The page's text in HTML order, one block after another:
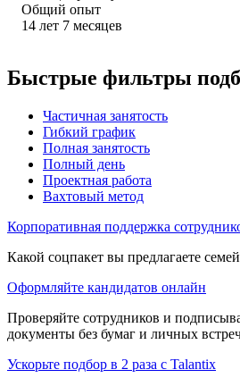
Общий опыт
14 лет 7 месяцев
Быстрые фильтры
Частичная занятость
Гибкий график
Полная занятость
Полный день
Проектная работа
Вахтовый метод
Корпоративная поддержка
Какой соцпакет вы предлагаете
Оформляйте кандидатов онлайн
Проверяйте сотрудников и
документы без бумаг и личных
Ускорьте подбор в 2 раза с Talantix